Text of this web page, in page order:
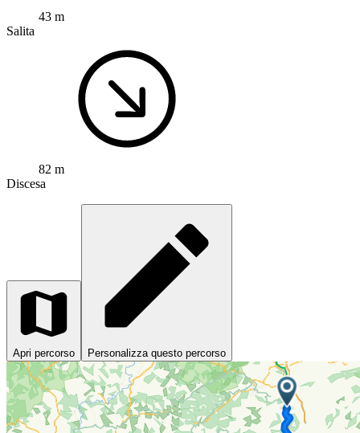
43 m
Salita
82 m
Discesa
Apri percorso Personalizza questo percorso